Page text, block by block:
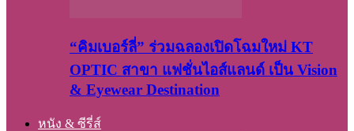
“คิมเบอร์ลี่” ร่วมฉลองเปิดโฉมใหม่ KT
OPTIC สาขา แฟชั่นไอส์แลนด์ เป็น Vision
& Eyewear Destination
หนัง & ซีรี่ส์